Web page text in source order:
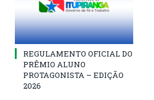
REGULAMENTO OFICIAL DO
PRÊMIO ALUNO
PROTAGONISTA – EDIÇÃO
2026